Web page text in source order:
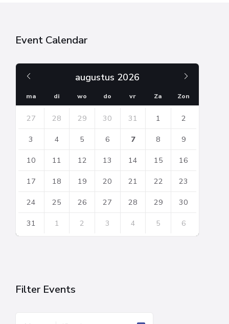
Event Calendar
augustus 2026
maand
ma di wo do vr Za Zon
calendar
27 28 29 30 31 1 2
3 4 5 6 7 8 9
10 11 12 13 14 15 16
17 18 19 20 21 22 23
24 25 26 27 28 29 30
31 1 2 3 4 5 6
Filter Events